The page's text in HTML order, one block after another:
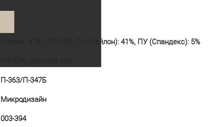
Хлопок: 31%, ПЭ: 23%, ПА (Нейлон): 41%, ПУ (Спандекс): 5%
П-363/П-347Б
Микродизайн
003-394